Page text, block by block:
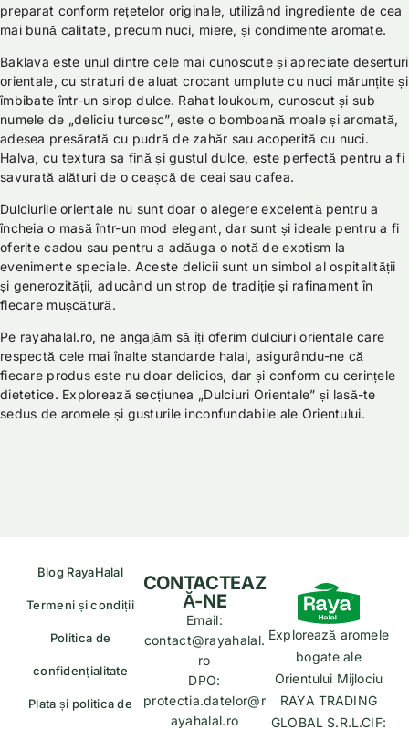
preparat conform rețetelor originale, utilizând ingrediente de cea
mai bună calitate, precum nuci, miere, și condimente aromate.
Baklava este unul dintre cele mai cunoscute și apreciate deserturi
orientale, cu straturi de aluat crocant umplute cu nuci mărunțite și
îmbibate într-un sirop dulce. Rahat loukoum, cunoscut și sub
numele de „deliciu turcesc”, este o bomboană moale și aromată,
adesea presărată cu pudră de zahăr sau acoperită cu nuci.
Halva, cu textura sa fină și gustul dulce, este perfectă pentru a fi
savurată alături de o ceașcă de ceai sau cafea.
Dulciurile orientale nu sunt doar o alegere excelentă pentru a
încheia o masă într-un mod elegant, dar sunt și ideale pentru a fi
oferite cadou sau pentru a adăuga o notă de exotism la
evenimente speciale. Aceste delicii sunt un simbol al ospitalității
și generozității, aducând un strop de tradiție și rafinament în
fiecare mușcătură.
Pe rayahalal.ro, ne angajăm să îți oferim dulciuri orientale care
respectă cele mai înalte standarde halal, asigurându-ne că
fiecare produs este nu doar delicios, dar și conform cu cerințele
dietetice. Explorează secțiunea „Dulciuri Orientale” și lasă-te
sedus de aromele și gusturile inconfundabile ale Orientului.
Blog RayaHalal
Termeni și condiții
Politica de
confidențialitate
Plata și politica de
Explorează aromele
bogate ale
Orientului Mijlociu
RAYA TRADING
GLOBAL S.R.L.CIF:
CONTACTEAZ
Ă-NE
Email:
contact@rayahalal.
ro
DPO:
protectia.datelor@r
ayahalal.ro